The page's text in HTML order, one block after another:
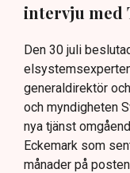
intervju med
Den 30 juli
generaldirektör
och myndigheten
nya tjänst
Eckemark som
månader på